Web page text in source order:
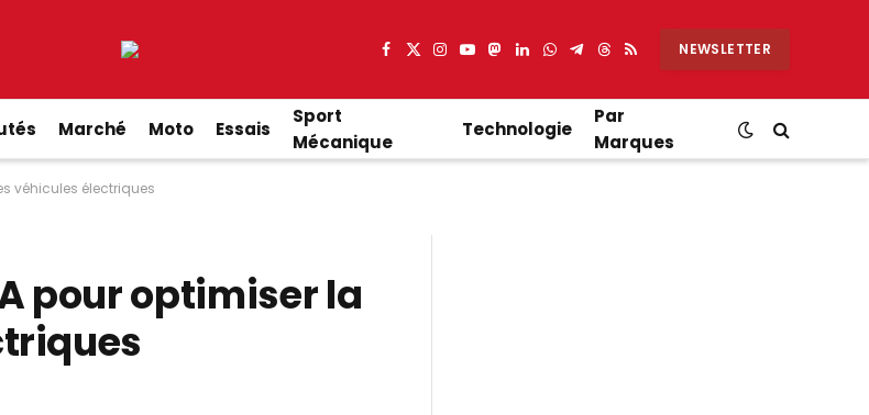
Facebook
X
Instagram
YouTube
Mastodon
LinkedIn
WhatsApp
Partager
Telegram
Threads
RSS NEWSLETTER
Marché Moto Essais
Sport
Mécanique
Technologie
Par
Marques
véhicules électriques
pour optimiser la